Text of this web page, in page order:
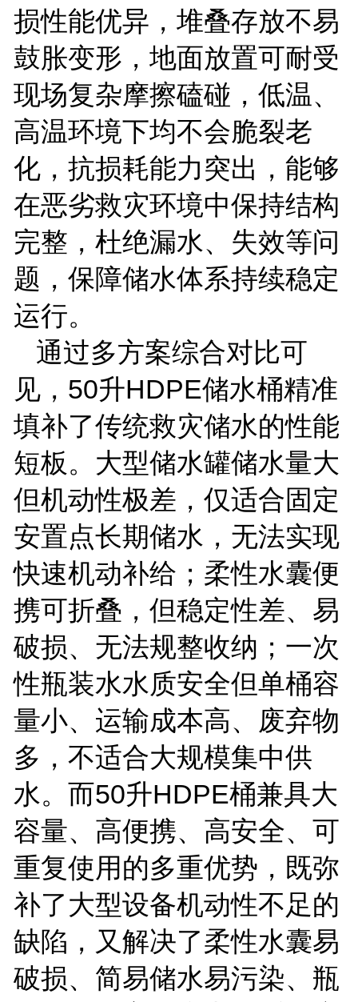
损性能优异，堆叠存放不易
鼓胀变形，地面放置可耐受
现场复杂摩擦磕碰，低温、
高温环境下均不会脆裂老
化，抗损耗能力突出，能够
在恶劣救灾环境中保持结构
完整，杜绝漏水、失效等问
题，保障储水体系持续稳定
运行。
通过多方案综合对比可
见， 50升HDPE储水桶精准
填补了传统救灾储水的性能
短板。大型储水罐储水量大
但机动性极差，仅适合固定
安置点长期储水，无法实现
快速机动补给；柔性水囊便
携可折叠，但稳定性差、易
破损、无法规整收纳；一次
性瓶装水水质安全但单桶容
量小、运输成本高、废弃物
多，不适合大规模集中供
水。而50升HDPE桶兼具大
容量、高便携、高安全、可
重复使用的多重优势，既弥
补了大型设备机动性不足的
缺陷，又解决了柔性水囊易
破损、简易储水易污染、瓶